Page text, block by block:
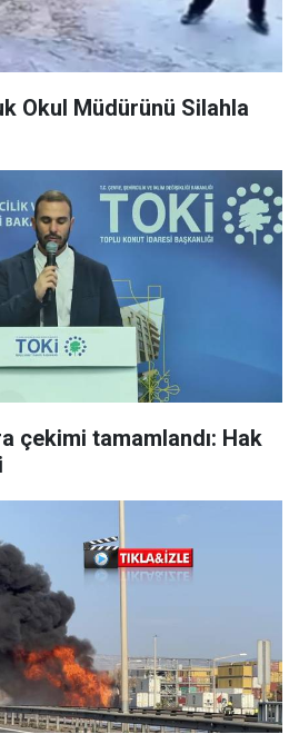
Okul Müdürünü Silahla
çekimi tamamlandı: Hak